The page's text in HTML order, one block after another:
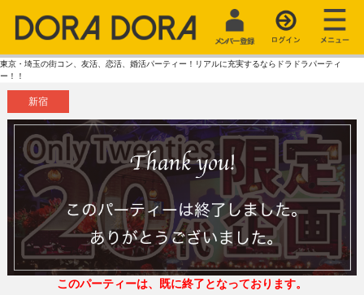
東京・埼玉の街コン、友活、恋活、婚活パーティー！リアルに充実するならドラドラパーティ
ー！！
新宿
このパーティーは、既に終了となっております。